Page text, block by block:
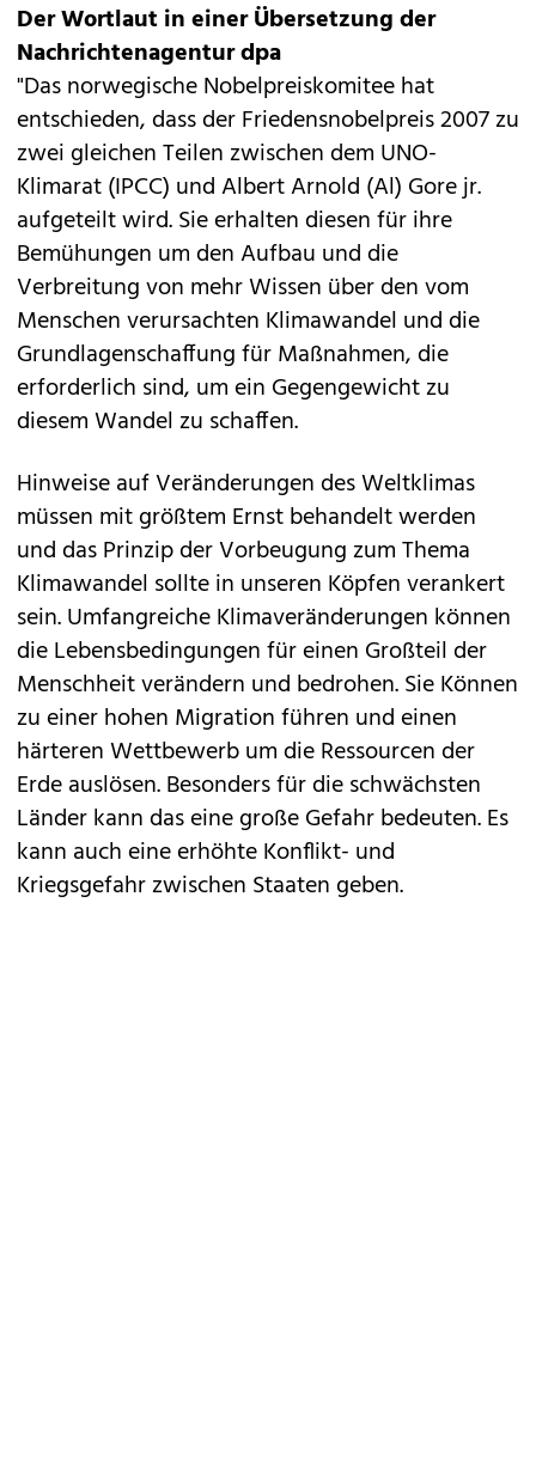
Der Wortlaut in einer Übersetzung der
Nachrichtenagentur dpa
"Das norwegische Nobelpreiskomitee hat
entschieden, dass der Friedensnobelpreis 2007 zu
zwei gleichen Teilen zwischen dem UNO-
Klimarat (IPCC) und Albert Arnold (Al) Gore jr.
aufgeteilt wird. Sie erhalten diesen für ihre
Bemühungen um den Aufbau und die
Verbreitung von mehr Wissen über den vom
Menschen verursachten Klimawandel und die
Grundlagenschaffung für Maßnahmen, die
erforderlich sind, um ein Gegengewicht zu
diesem Wandel zu schaffen.
Hinweise auf Veränderungen des Weltklimas
müssen mit größtem Ernst behandelt werden
und das Prinzip der Vorbeugung zum Thema
Klimawandel sollte in unseren Köpfen verankert
sein. Umfangreiche Klimaveränderungen können
die Lebensbedingungen für einen Großteil der
Menschheit verändern und bedrohen. Sie Können
zu einer hohen Migration führen und einen
härteren Wettbewerb um die Ressourcen der
Erde auslösen. Besonders für die schwächsten
Länder kann das eine große Gefahr bedeuten. Es
kann auch eine erhöhte Konflikt- und
Kriegsgefahr zwischen Staaten geben.